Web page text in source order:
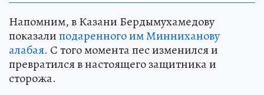
Напомним, в Казани Бердымухамедову
показалиподаренного им Минниханову
алабая. С того момента пес изменился и
превратился в настоящего защитника и
сторожа.